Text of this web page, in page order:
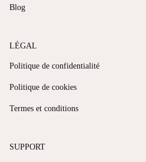
Blog
LÉGAL
Politique de confidentialité
Politique de cookies
Termes et conditions
SUPPORT